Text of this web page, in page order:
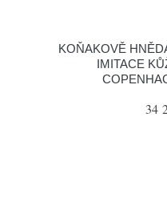
KOŇAKOVĚ
IMITACE
34